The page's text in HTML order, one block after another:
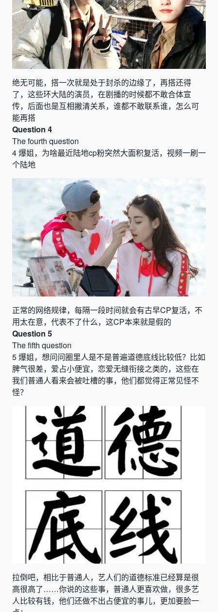
绝无可能，搭一次就是处于封杀的边缘了，再搭还得
了，这些环大陆的演员，在剧播的时候都不敢合体宣
传，后面也是互相撇清关系，谁都不敢联系谁，怎么可
能再搭
Question 4
The fourth question
4爆姐，为啥最近陆地cp粉突然大面积复活，视频一刷一
个陆地
正常的网络规律，每隔一段时间就会有古早CP复活，不
用太在意，代表不了什么，这CP本来就是假的
Question 5
The fifth question
5爆姐， 想问问圈里人是不是普遍道德底线比较低？比如
脾气很差， 爱占小便宜， 恋爱无缝衔接之类的， 这些在
我们普通人看来会被吐槽的事， 他们都觉得正常见怪不
怪？
拉倒吧，相比于普通人，艺人们的道德标准已经算是很
高很高了……你说的这些事，普通人更喜欢做，很多艺
人比较有钱，他们还做不出占便宜的事儿，更加要脸一